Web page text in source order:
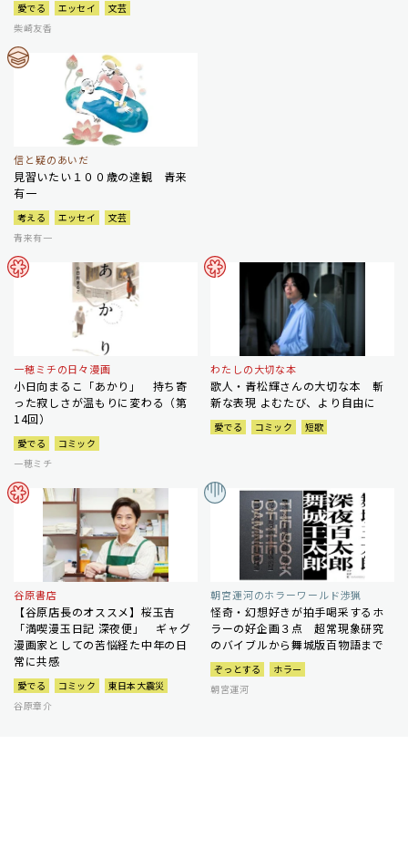
愛でる エッセイ
文芸
柴崎友香
信と疑のあいだ
見習いたい１００歳の達観 青来
有一
考える エッセイ
文芸
青来有一
一穂ミチの日々漫画
小日向まるこ「あかり」 持ち寄
った寂しさが温もりに変わる（第
14回）
愛でる
コミック
一穂ミチ
わたしの大切な本
歌人・青松輝さんの大切な本 斬
新な表現 よむたび、より自由に
愛でる コミック 短歌
谷原書店
【谷原店長のオススメ】桜玉吉
「満喫漫玉日記 深夜便」 ギャグ
漫画家としての苦悩経た中年の日
常に共感
愛でる コミック
東日本大震災
谷原章介
朝宮運河のホラーワールド渉猟
怪奇・幻想好きが拍手喝采するホ
ラーの好企画３点 超常現象研究
のバイブルから舞城版百物語まで
ぞっとする
ホラー
朝宮運河